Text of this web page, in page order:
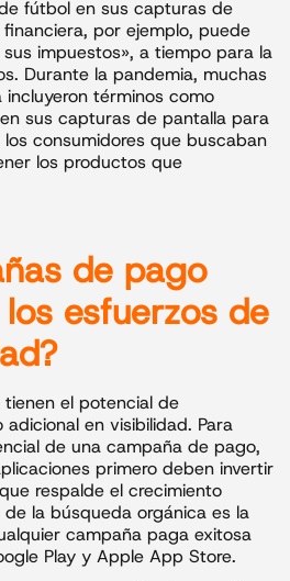
fútbol en sus capturas de
por ejemplo, puede
impuestos», a tiempo para la
Durante la pandemia, muchas
términos como
sus capturas de pantalla para
consumidores que buscaban
los productos que
de pago
esfuerzos de
el potencial de
en visibilidad. Para
de una campaña de pago,
primero deben invertir
respalde el crecimiento
la búsqueda orgánica es la
campaña paga exitosa
Play y Apple App Store.